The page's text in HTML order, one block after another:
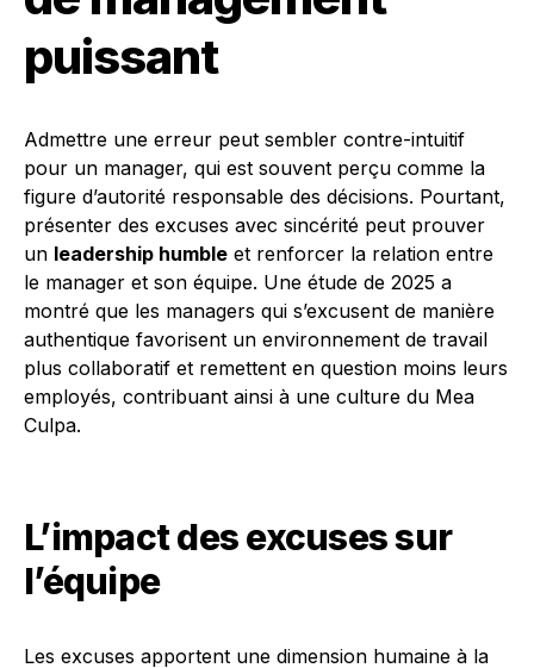
puissant
Admettre une erreur peut sembler contre-intuitif
pour un manager, qui est souvent perçu comme la
figure d’autorité responsable des décisions. Pourtant,
présenter des excuses avec sincérité peut prouver
un leadership humble et renforcer la relation entre
le manager et son équipe. Une étude de 2025 a
montré que les managers qui s’excusent de manière
authentique favorisent un environnement de travail
plus collaboratif et remettent en question moins leurs
employés, contribuant ainsi à une culture du Mea
Culpa.
L’impact des excuses sur
l’équipe
Les excuses apportent une dimension humaine à la